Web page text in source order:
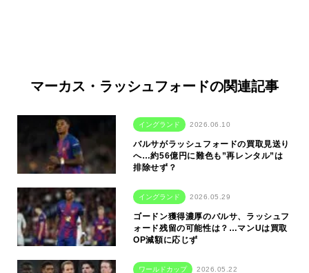
マーカス・ラッシュフォードの関連記事
イングランド 2026.06.10
バルサがラッシュフォードの買取見送り
へ…約56億円に難色も”再レンタル”は
排除せず？
イングランド 2026.05.29
ゴードン獲得濃厚のバルサ、ラッシュフ
ォード残留の可能性は？…マンUは買取
OP減額に応じず
ワールドカップ 2026.05.22